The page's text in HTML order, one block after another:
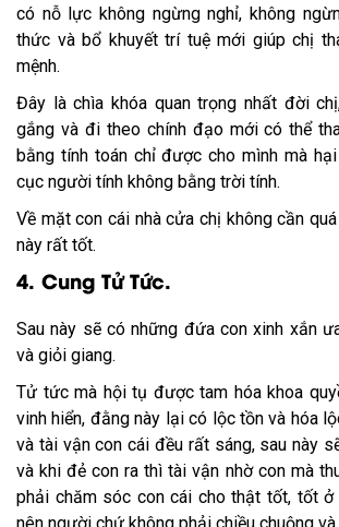
có nỗ lực không ngừng nghỉ, không
thức và bổ khuyết trí tuệ mới giúp chị
mệnh.
Đây là chìa khóa quan trọng nhất đời
gắng và đi theo chính đạo mới có thể
bằng tính toán chỉ được cho mình mà
cục người tính không bằng trời tính.
Về mặt con cái nhà cửa chị không cần
này rất tốt.
4. Cung Tử Tức.
Sau này sẽ có những đứa con xinh xắn
và giỏi giang.
Tử tức mà hội tụ được tam hóa khoa
vinh hiển, đằng này lại có lộc tồn và hóa
và tài vận con cái đều rất sáng, sau này
và khi đẻ con ra thì tài vận nhờ con mà
phải chăm sóc con cái cho thật tốt, tốt